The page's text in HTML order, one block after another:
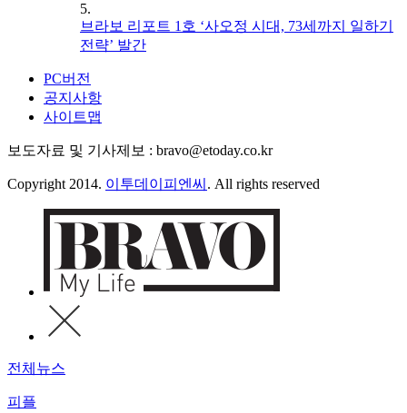
5.
브라보 리포트 1호 ‘사오정 시대, 73세까지 일하기
전략’ 발간
PC버전
공지사항
사이트맵
보도자료 및 기사제보 : bravo@etoday.co.kr
Copyright 2014. 이투데이피엔씨 . All rights reserved
전체뉴스
피플